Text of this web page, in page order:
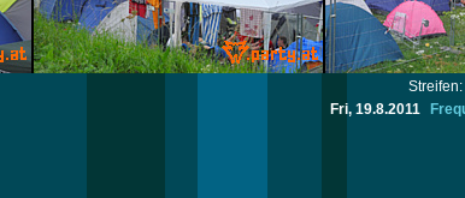
Streifen:
Fri, 19.8.2011